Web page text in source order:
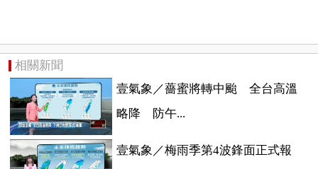
相關新聞
壹氣象／薔蜜將轉中颱 全台高溫
略降 防午...
壹氣象／梅雨季第4波鋒面正式報